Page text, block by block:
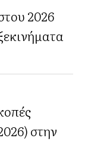
2026
στην